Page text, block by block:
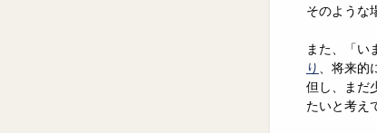
そのような
また、「い
り
、将来
但し、まだ
たいと考え